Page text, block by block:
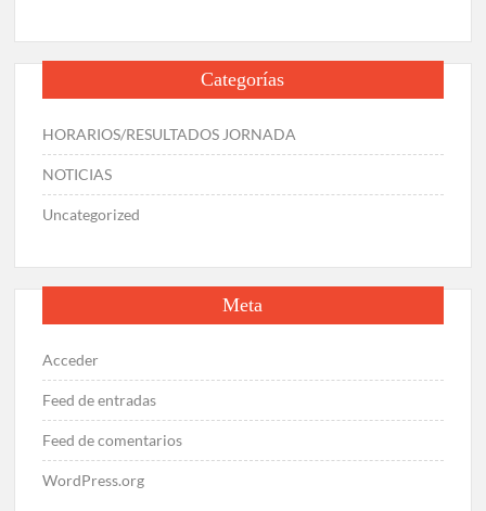
Categorías
HORARIOS/RESULTADOS JORNADA
NOTICIAS
Uncategorized
Meta
Acceder
Feed de entradas
Feed de comentarios
WordPress.org